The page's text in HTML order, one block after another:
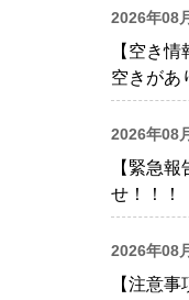
2026年08
【空き
空きがあ
2026年08
【緊急
せ！！！
2026年08
【注意